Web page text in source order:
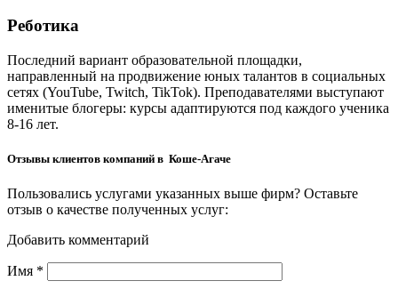
Реботика
Последний вариант образовательной площадки,
направленный на продвижение юных талантов в социальных
сетях (YouTube, Twitch, TikTok). Преподавателями выступают
именитые блогеры: курсы адаптируются под каждого ученика
8-16 лет.
Отзывы клиентов компаний в Коше-Агаче
Пользовались услугами указанных выше фирм? Оставьте
отзыв о качестве полученных услуг:
Добавить комментарий
Имя *